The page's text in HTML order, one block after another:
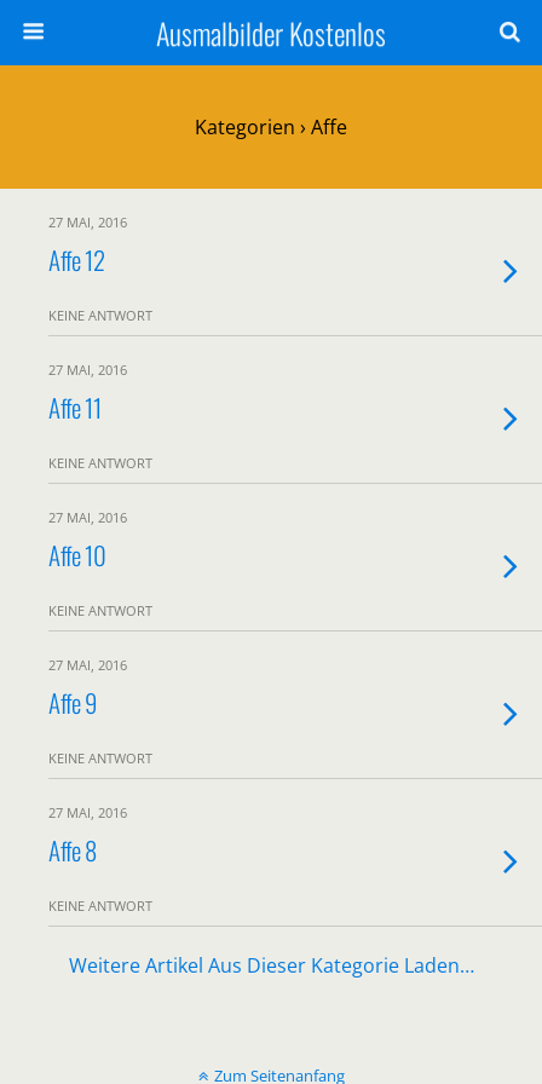
Ausmalbilder Kostenlos
Kategorien › Affe
27 MAI, 2016
Affe 12
KEINE ANTWORT
27 MAI, 2016
Affe 11
KEINE ANTWORT
27 MAI, 2016
Affe 10
KEINE ANTWORT
27 MAI, 2016
Affe 9
KEINE ANTWORT
27 MAI, 2016
Affe 8
KEINE ANTWORT
Weitere Artikel Aus Dieser Kategorie Laden…
Zum Seitenanfang